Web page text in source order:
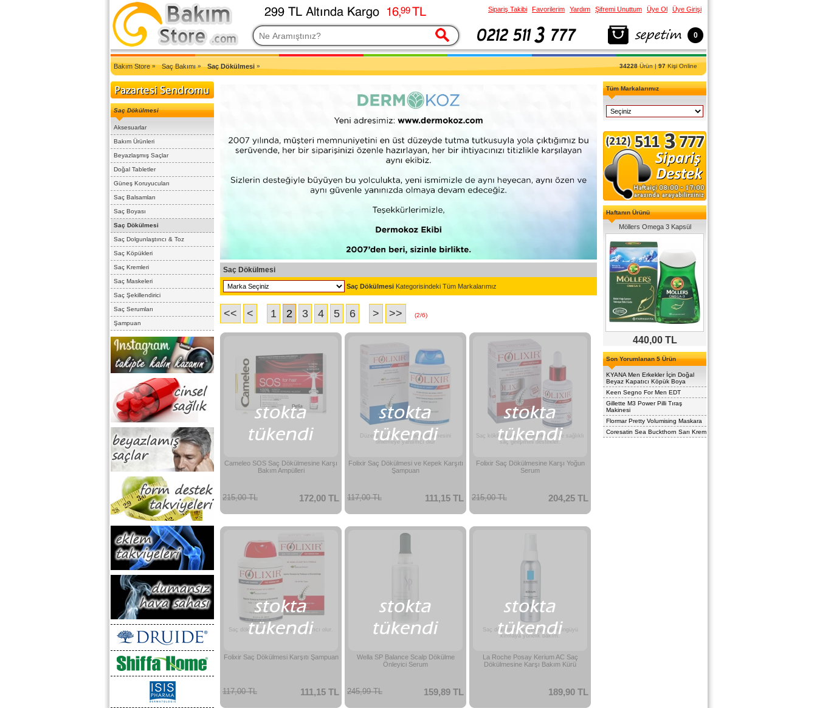
2007'den Beri Türkiye'nin En Güncel Bakım Ürünleri Eczane Sitesi
Bakım Store» Saç Bakımı» Saç Dökülmesi » 34228Ürün |97Kişi Online
Saç Dökülmesi
Aksesuarlar
Bakım Ürünleri
Beyazlaşmış Saçlar
Doğal Tabletler
Güneş Koruyucuları
Saç Balsamları
Saç Boyası
Saç Dökülmesi
Saç Dolgunlaştırıcı & Toz
Saç Köpükleri
Saç Kremleri
Saç Maskeleri
Saç Şekillendirici
Saç Serumları
Şampuan
Saç Dökülmesi
Saç Dökülmesi Kategorisindeki Tüm Markalarımız
<< < 1 2 3 4 5 6 > >> (2/6)
Cameleo SOS Saç Dökülmesine Karşı
Bakım Ampülleri
172,00 TL
215,00 TL
Düzenli Kullanımda saç dökülmesini
önlemeye yardımcı olur
Folixir Saç Dökülmesi ve Kepek Karşıtı
Şampuan
111,15 TL
117,00 TL
Saç köklerini aktive ederek yeni ve sağlıklı
saç gelişimini destekler.
Folixir Saç Dökülmesine Karşı Yoğun
Serum
204,25 TL
215,00 TL
Saç dökülmesini önlemeye yardımcı olur.
Folixir Saç Dökülmesi Karşıtı Şampuan
111,15 TL
117,00 TL
Wella SP Balance Scalp Dökülme
Önleyici Serum
159,89 TL
245,99 TL
Saç dökülmesine sebep olan döngüyü
kırmaya yönelik bakım.
La Roche Posay Kerium AC Saç
Dökülmesine Karşı Bakım Kürü
189,90 TL
Tüm Markalarımız
Haftanın Ürünü
Möllers Omega 3 Kapsül
440,00 TL
Son Yorumlanan 5 Ürün
KYANA Men Erkekler İçin Doğal
Beyaz Kapatıcı Köpük Boya
Keen Segno For Men EDT
Gillette M3 Power Pilli Tıraş
Makinesi
Flormar Pretty Volumising Maskara
Coresatin Sea Buckthorn Sarı Krem
Sipariş Takibi Favorilerim Yardım Şifremi Unuttum Üye Ol Üye Girişi
0